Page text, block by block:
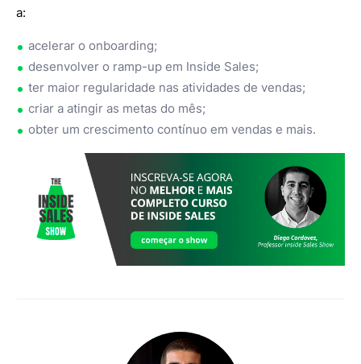
a:
acelerar o onboarding;
desenvolver o ramp-up em Inside Sales;
ter maior regularidade nas atividades de vendas;
criar a atingir as metas do mês;
obter um crescimento contínuo em vendas e mais.